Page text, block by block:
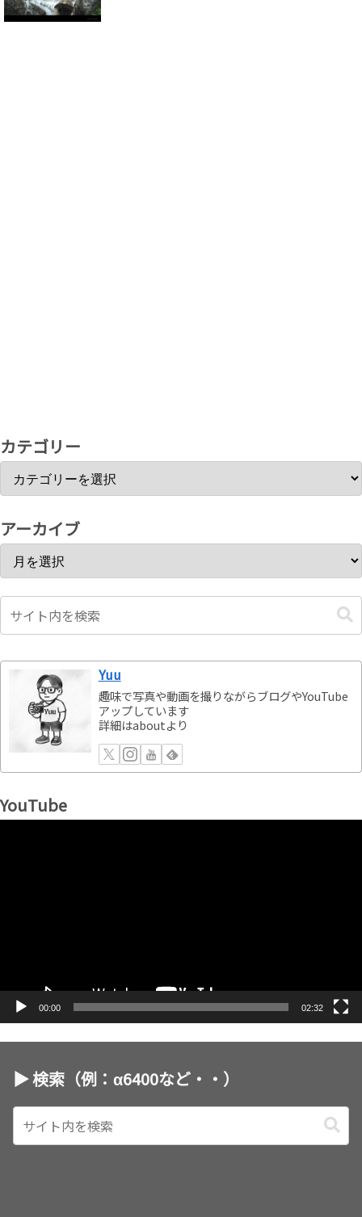
カテゴリー
アーカイブ
Yuu
趣味で写真や動画を撮りながらブログやYouTube
アップしています
詳細はaboutより
YouTube
00:00 02:32
▶︎ 検索（例：α6400など・・）